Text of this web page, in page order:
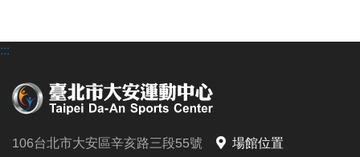
河堤國小社團教練
大安運動中心教練
中華民國桌球協會C級教練
:::
106台北市大安區辛亥路三段55號
場館位置